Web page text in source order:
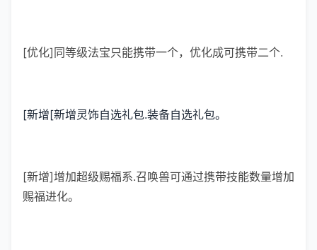
[优化]同等级法宝只能携带一个，优化成可携带二个.
[新增[新增灵饰自选礼包.装备自选礼包。
[新增]增加超级赐福系.召唤兽可通过携带技能数量增加
赐福进化。